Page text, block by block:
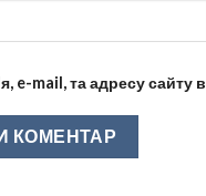
e-mail, та адресу